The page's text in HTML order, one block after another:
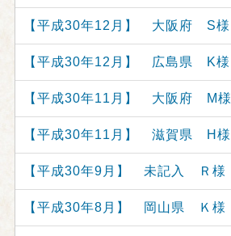
【平成30年12月】 大阪府 S様
【平成30年12月】 広島県 K様
【平成30年11月】 大阪府 M様
【平成30年11月】 滋賀県 H様
【平成30年9月】 未記入 Ｒ様
【平成30年8月】 岡山県 Ｋ様